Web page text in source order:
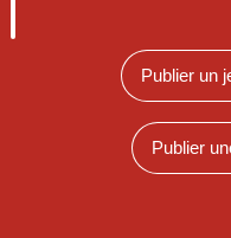
Publier un
Publier